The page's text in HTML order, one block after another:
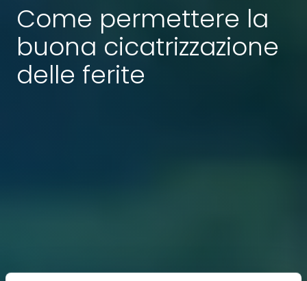
Come permettere la
buona cicatrizzazione
delle ferite